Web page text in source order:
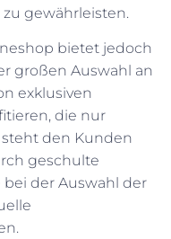
gewährleisten.
bietet jedoch
großen Auswahl an
exklusiven
die nur
den Kunden
geschulte
der Auswahl der